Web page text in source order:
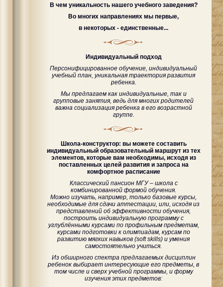
В чем уникальность нашего учебного заведения?
Во многих направлениях мы первые,
в некоторых - единственные...
Индивидуальный подход
Персонифицированное обучение, индивидуальный
учебный план, уникальная траектория развития
ребенка.
Мы предлагаем как индивидуальные, так и
групповые занятия, ведь для многих родителей
важна социализация ребенка в его возрастной
группе.
Школа-конструктор: вы можете составить
индивидуальный образовательный маршрут из тех
элементов, которые вам необходимы, исходя из
поставленных целей развития и запроса на
комфортное расписание
Классический пансион МГУ – школа с
комбинированной формой обучения.
Можно изучать, например, только базовые курсы,
необходимые для сдачи аттестации, или, исходя из
представлений об эффективности обучения,
построить индивидуальную программу с
углублёнными курсами по профильным предметам,
курсами подготовки к олимпиадам, курсам по
развитию мягких навыков (soft skills) и умения
самостоятельно учиться.
Из обширного спектра предлагаемых дисциплин
ребенок выбирает интересующие его предметы, в
том числе и сверх учебной программы, и форму
изучения этих предметов: